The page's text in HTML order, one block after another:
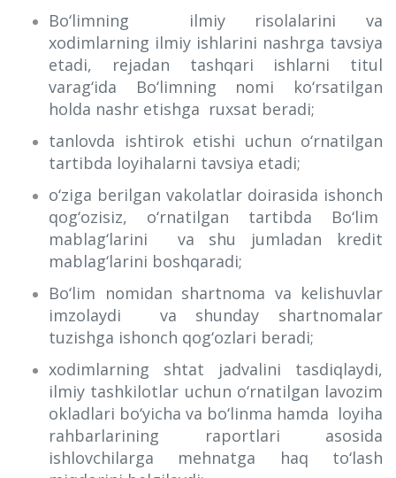
Bo‘limning ilmiy risolalarini va
xodimlarning ilmiy ishlarini nashrga tavsiya
etadi, rejadan tashqari ishlarni titul
varag‘ida Bo‘limning nomi ko‘rsatilgan
holda nashr etishga ruxsat beradi;
tanlovda ishtirok etishi uchun o‘rnatilgan
tartibda loyihalarni tavsiya etadi;
o‘ziga berilgan vakolatlar doirasida ishonch
qog‘ozisiz, o‘rnatilgan tartibda Bo‘lim
mablag‘larini va shu jumladan kredit
mablag‘larini boshqaradi;
Bo‘lim nomidan shartnoma va kelishuvlar
imzolaydi va shunday shartnomalar
tuzishga ishonch qog‘ozlari beradi;
xodimlarning shtat jadvalini tasdiqlaydi,
ilmiy tashkilotlar uchun o‘rnatilgan lavozim
okladlari bo‘yicha va bo‘linma hamda loyiha
rahbarlarining raportlari asosida
ishlovchilarga mehnatga haq to‘lash